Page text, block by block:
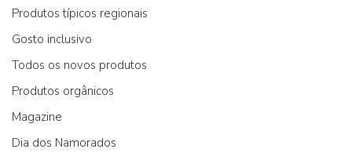
Produtos típicos regionais
Gosto inclusivo
Todos os novos produtos
Produtos orgânicos
Magazine
Dia dos Namorados